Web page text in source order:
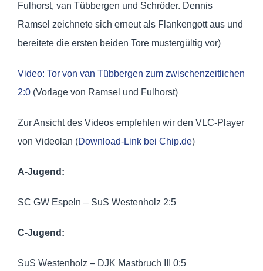
Fulhorst, van Tübbergen und Schröder. Dennis
Ramsel zeichnete sich erneut als Flankengott aus und
bereitete die ersten beiden Tore mustergültig vor)
Video: Tor von van Tübbergen zum zwischenzeitlichen
2:0 (Vorlage von Ramsel und Fulhorst)
Zur Ansicht des Videos empfehlen wir den VLC-Player
von Videolan (Download-Link bei Chip.de)
A-Jugend:
SC GW Espeln – SuS Westenholz 2:5
C-Jugend:
SuS Westenholz – DJK Mastbruch III 0:5